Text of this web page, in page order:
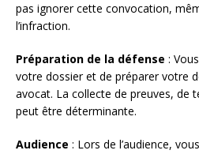
pas ignorer cette convocation,
l’infraction.
Préparation de la défense :
votre dossier et de préparer votre
avocat. La collecte de preuves, de
peut être déterminante.
Audience : Lors de l’audience,